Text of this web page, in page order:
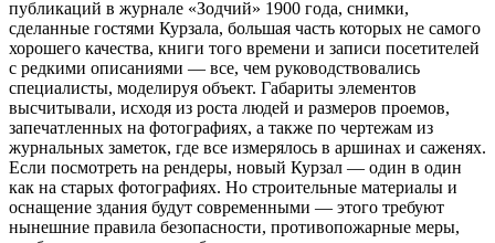
публикаций в журнале «Зодчий» 1900 года, снимки,
сделанные гостями Курзала, большая часть которых не самого
хорошего качества, книги того времени и записи посетителей
с редкими описаниями — все, чем руководствовались
специалисты, моделируя объект. Габариты элементов
высчитывали, исходя из роста людей и размеров проемов,
запечатленных на фотографиях, а также по чертежам из
журнальных заметок, где все измерялось в аршинах и саженях.
Если посмотреть на рендеры, новый Курзал — один в один
как на старых фотографиях. Но строительные материалы и
оснащение здания будут современными — этого требуют
нынешние правила безопасности, противопожарные меры,